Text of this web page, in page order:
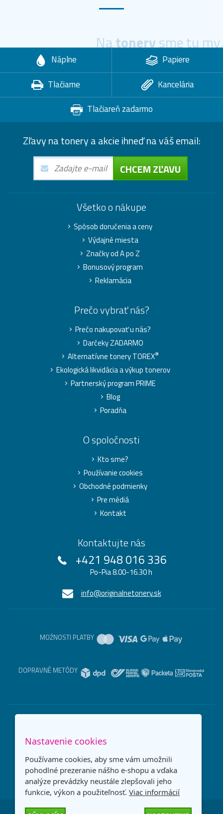
Natonerysme tu my.
Náplne
Papiere
Tlačiarne
Kancelária
Tlačiareň zadarmo
Zľavy na tonery a akcie ihneď na váš email:
CHCEM ZĽAVU
Všetko o nákupe
Spôsob doručenia a ceny
Výdajné miesta
Značky od A po Z
Bonusový program
Reklamácia
Prečo vybrať nás?
Prečo nakupovať u nás?
Darčeky ZADARMO
Alternatívne tonery TOREX®
Ekologická likvidácia a výkup tonerov
Partnerský program PRIME
Blog
Poradňa
O spoločnosti
Kto sme?
Používanie cookies
Obchodné podmienky
Pre médiá
Kontakt
Kontaktujte nás
+421 948 016 336
Po-Pia 8.00-16.30 h
info@originalnetonery.sk
MOŽNOSTI PLATBY
DOPRAVNÉ METÓDY
Nastavenie cookies
Používame cookies, aby sme vám umožnili
pohodlné prezeranie nášho e-shopu a vďaka
analýze prevádzky neustále zlepšovali jeho
funkcie, výkon a použiteľnosť. Viac informácií